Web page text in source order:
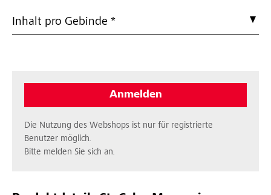
Inhalt pro Gebinde *
Anmelden
Die Nutzung des Webshops ist nur für registrierte
Benutzer möglich.
Bitte melden Sie sich an.